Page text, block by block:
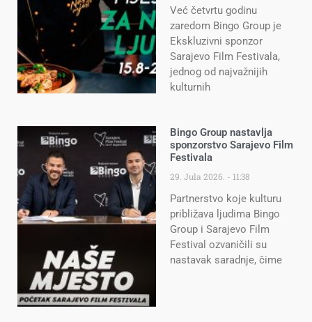
Već četvrtu godinu
zaredom Bingo Group je
Ekskluzivni sponzor
Sarajevo Film Festivala,
jednog od najvažnijih
kulturnih
Bingo Group nastavlja
sponzorstvo Sarajevo Film
Festivala
29. Jula 2026. 11:38
Partnerstvo koje kulturu
približava ljudima Bingo
Group i Sarajevo Film
Festival ozvaničili su
nastavak saradnje, čime